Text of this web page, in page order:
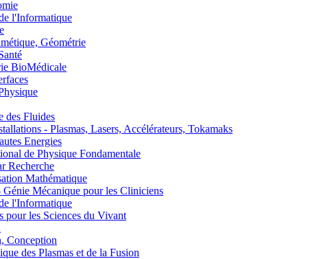
l'Informatique
Géométrie
BioMédicale
des Fluides
- Plasmas, Lasers, Accélérateurs, Tokamaks
Energies
de Physique Fondamentale
Recherche
Mathématique
Mécanique pour les Cliniciens
l'Informatique
les Sciences du Vivant
Conception
des Plasmas et de la Fusion